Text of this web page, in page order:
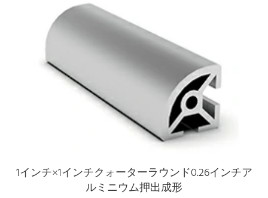
1インチ×1インチクォーターラウンド0.26インチア
ルミニウム押出成形